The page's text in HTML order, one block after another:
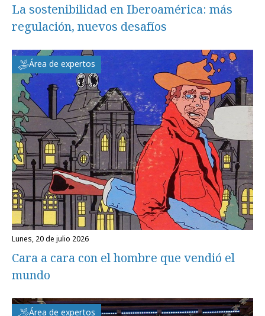
La sostenibilidad en Iberoamérica: más
regulación, nuevos desafíos
Área de expertos
lunes, 20 de julio 2026
Cara a cara con el hombre que vendió el
mundo
Área de expertos